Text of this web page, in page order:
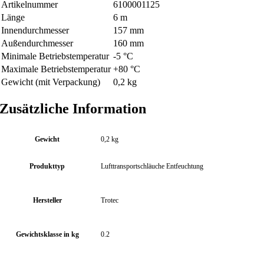
Artikelnummer
6100001125
Länge
6 m
Innendurchmesser
157 mm
Außendurchmesser
160 mm
Minimale Betriebstemperatur -5 °C
Maximale Betriebstemperatur +80 °C
Gewicht (mit Verpackung)
0,2 kg
Zusätzliche Information
Gewicht 0,2 kg
Produkttyp Lufttransportschläuche Entfeuchtung
Hersteller Trotec
Gewichtsklasse in kg 0.2